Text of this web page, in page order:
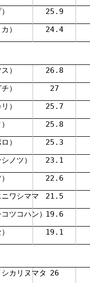
25.9
） 24.4
） 26.8
） 27
） 25.7
25.8
） 25.3
ノツ） 23.1
22.6
ワシママ 21.5
ツコハン）19.6
19.1
カリヌマタ 26